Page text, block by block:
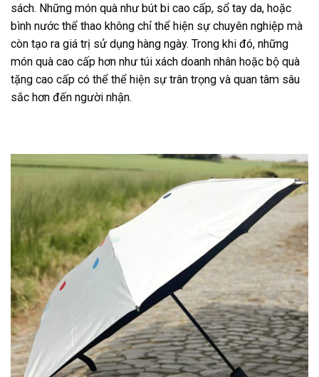
sách. Những món quà như bút bi cao cấp, sổ tay da, hoặc
bình nước thể thao không chỉ thể hiện sự chuyên nghiệp mà
còn tạo ra giá trị sử dụng hàng ngày. Trong khi đó, những
món quà cao cấp hơn như túi xách doanh nhân hoặc bộ quà
tặng cao cấp có thể thể hiện sự trân trọng và quan tâm sâu
sắc hơn đến người nhận.